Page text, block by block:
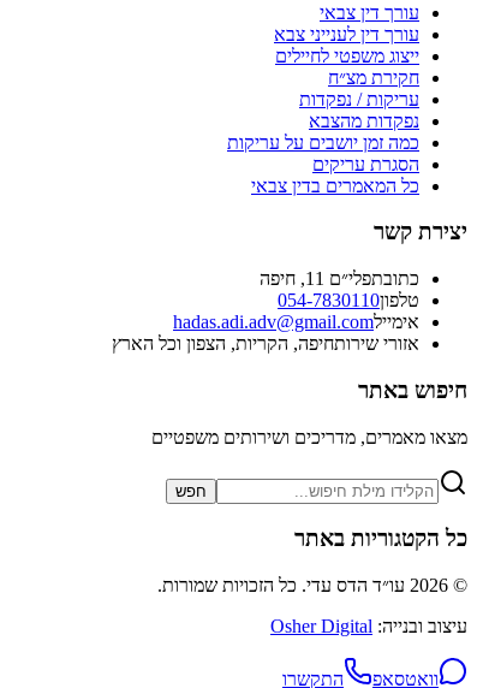
עורך דין צבאי
עורך דין לענייני צבא
ייצוג משפטי לחיילים
חקירת מצ״ח
עריקות / נפקדות
נפקדות מהצבא
כמה זמן יושבים על עריקות
הסגרת עריקים
כל המאמרים בדין צבאי
יצירת קשר
כתובתפלי״ם 11, חיפה
טלפון054-7830110
אימיילhadas.adi.adv@gmail.com
אזורי שירותחיפה, הקריות, הצפון וכל הארץ
חיפוש באתר
מצאו מאמרים, מדריכים ושירותים משפטיים
חפש
כל הקטגוריות באתר
©
2026 עו״ד הדס עדי. כל הזכויות שמורות.
עיצוב ובנייה: Osher Digital
וואטסאפ התקשרו